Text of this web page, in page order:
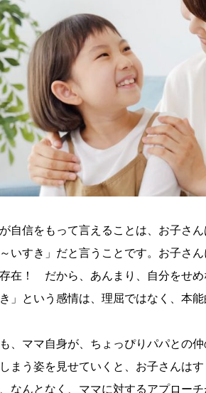
自信をもって言えることは、お子さ
いすき」だと言うことです。お子さ
在！ だから、あんまり、自分をせめ
」という感情は、理屈ではなく、本能
、ママ自身が、ちょっぴりパパとの
まう姿を見せていくと、お子さんは
なんとなく、ママに対するアプロー